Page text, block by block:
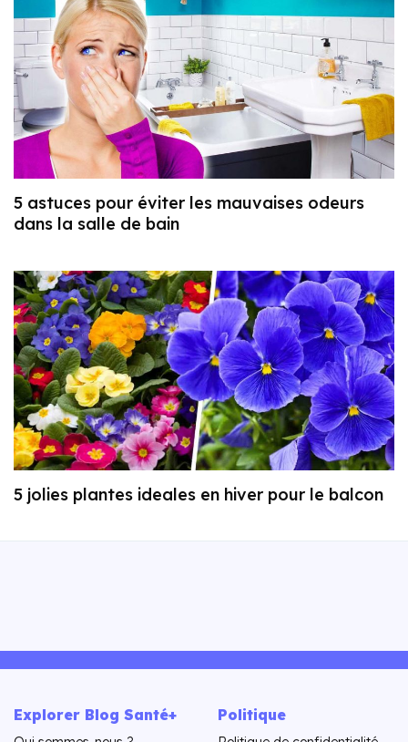
5 astuces pour éviter les mauvaises odeurs
dans la salle de bain
5 jolies plantes ideales en hiver pour le balcon
Explorer Blog Santé+ Politique